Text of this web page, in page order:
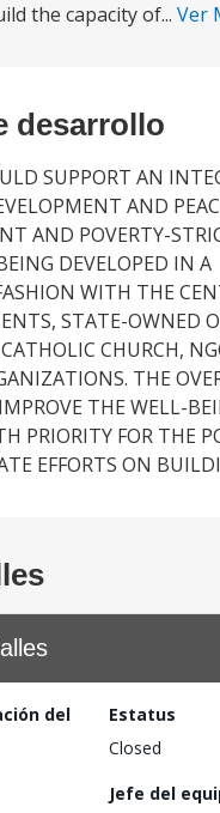
the capacity of... Ver
desarrollo
SUPPORT AN
AND
AND POVERTY-
DEVELOPED IN A
WITH THE
STATE-OWNED
CHURCH,
THE
THE WELL-
PRIORITY FOR THE
EFFORTS ON
del
Estatus
Closed
Jefe del